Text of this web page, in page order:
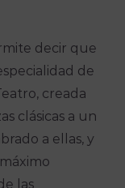
decir que
de
creada
clásicas a un
a ellas, y
las